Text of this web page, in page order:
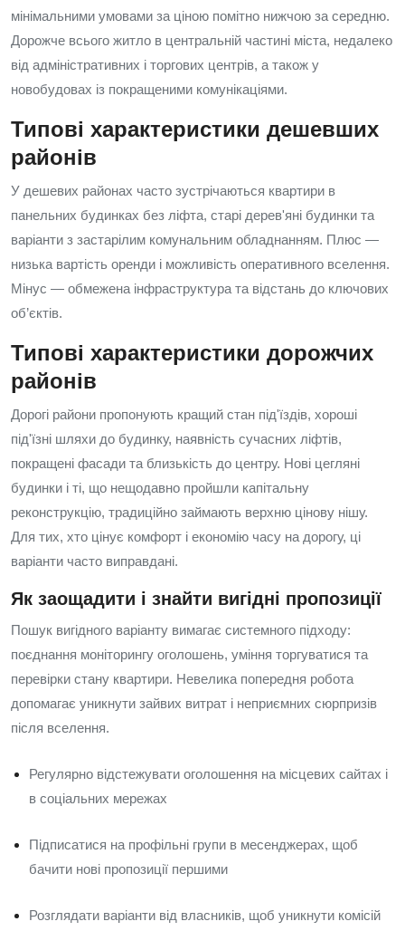
мінімальними умовами за ціною помітно нижчою за середню.
Дорожче всього житло в центральній частині міста, недалеко
від адміністративних і торгових центрів, а також у
новобудовах із покращеними комунікаціями.
Типові характеристики дешевших
районів
У дешевих районах часто зустрічаються квартири в
панельних будинках без ліфта, старі дерев'яні будинки та
варіанти з застарілим комунальним обладнанням. Плюс —
низька вартість оренди і можливість оперативного вселення.
Мінус — обмежена інфраструктура та відстань до ключових
об’єктів.
Типові характеристики дорожчих
районів
Дорогі райони пропонують кращий стан під'їздів, хороші
під'їзні шляхи до будинку, наявність сучасних ліфтів,
покращені фасади та близькість до центру. Нові цегляні
будинки і ті, що нещодавно пройшли капітальну
реконструкцію, традиційно займають верхню цінову нішу.
Для тих, хто цінує комфорт і економію часу на дорогу, ці
варіанти часто виправдані.
Як заощадити і знайти вигідні пропозиції
Пошук вигідного варіанту вимагає системного підходу:
поєднання моніторингу оголошень, уміння торгуватися та
перевірки стану квартири. Невелика попередня робота
допомагає уникнути зайвих витрат і неприємних сюрпризів
після вселення.
Регулярно відстежувати оголошення на місцевих сайтах і
в соціальних мережах
Підписатися на профільні групи в месенджерах, щоб
бачити нові пропозиції першими
Розглядати варіанти від власників, щоб уникнути комісій